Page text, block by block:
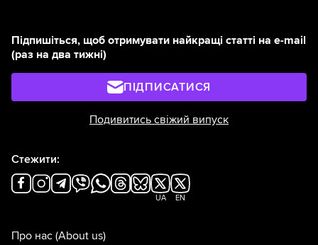
Підпишіться, щоб отримувати найкращі статті на e-mail
(раз на два тижні)
ПІДПИСАТИСЯ
Подивитись свіжий випуск
Стежити:
UA EN
Про нас (About us)